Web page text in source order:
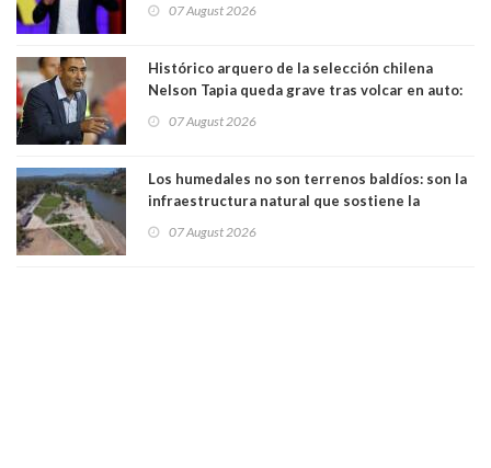
forma de quitar dignidad"
07 August 2026
Histórico arquero de la selección chilena
Nelson Tapia queda grave tras volcar en auto:
07 August 2026
Los humedales no son terrenos baldíos: son la
infraestructura natural que sostiene la
07 August 2026